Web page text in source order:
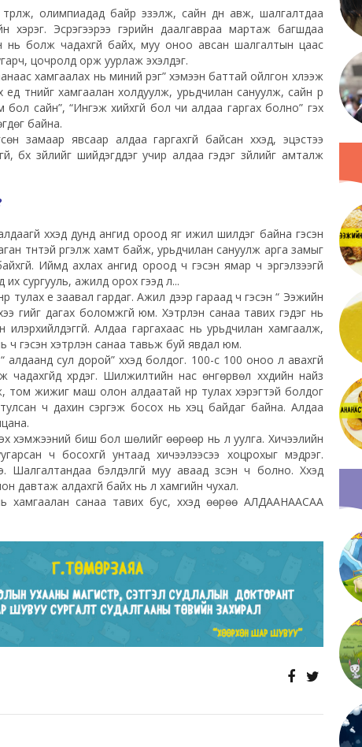
олимпиадад байр эзэлж, сайн дүн авж, шалгалтдаа
Эсрэгээрээ гэрийн даалгавраа мартаж багшдаа
нь болж чадахгүй байх, муу оноо авсан шалгалтын цаас
цочролд орж уурлаж эхэлдэг.
хамгаалах нь миний үүрэг” хэмээн баттай ойлгон хүлээж
түүнийг хамгаалан холдуулж, урьдчилан сануулж, сайн үр
сайн”, “Ингэж хийхгүй бол чи алдаа гаргах болно” гэх
байна.
явсаар алдаа гаргахгүй байсан хүүхэд, эцэстээ
бүх зүйлийг шийдэгддэг учир алдаа гэдэг зүйлийг амталж
хүүхэд дунд ангид ороод яг ижил шилдэг байна гэсэн
түүнтэй үргэлж хамт байж, урьдчилан сануулж арга замыг
Иймд ахлах ангид ороод ч гэсэн ямар ч эргэлзээгүй
их сургууль, ажилд орох гээд л...
тулах үе заавал гардаг. Ажил дээр гараад ч гэсэн “ Ээжийн
дагах боломжгүй юм. Хэтрүүлэн санаа тавих гэдэг нь
илэрхийлдэггүй. Алдаа гаргахаас нь урьдчилан хамгаалж,
гэсэн хэтрүүлэн санаа тавьж буй явдал юм.
алдаанд сул дорой” хүүхэд болдог. 100-с 100 оноо л авахгүй
хүрдэг. Шилжилтийн нас өнгөрвөл хүүхдийн найз
жижиг маш олон алдаатай нүүр тулах хэрэгтэй болдог
тулсан ч дахин сэргэж босох нь хэцүү байдаг байна. Алдаа
хэмжээний биш бол шөлийг өөрөөр нь л уулга. Хичээлийн
ч босохгүй унтаад хичээлээсээ хоцрохыг мэдрэг.
Шалгалтандаа бэлдэлгүй муу аваад үзсэн ч болно. Хүүхэд
давтаж алдахгүй байх нь л хамгийн чухал.
нь хамгаалан санаа тавих бус, хүүхэд өөрөө АЛДААНААСАА